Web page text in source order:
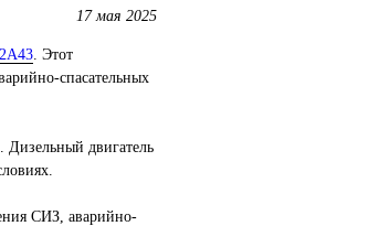
17 мая 2025
. Этот
спасательных
Дизельный двигатель
СИЗ, аварийно-